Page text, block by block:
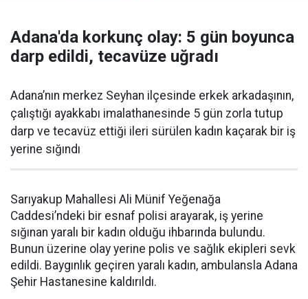
Adana'da korkunç olay: 5 gün boyunca
darp edildi, tecavüze uğradı
Adana’nın merkez Seyhan ilçesinde erkek arkadaşının,
çalıştığı ayakkabı imalathanesinde 5 gün zorla tutup
darp ve tecavüz ettiği ileri sürülen kadın kaçarak bir iş
yerine sığındı
Sarıyakup Mahallesi Ali Münif Yeğenağa
Caddesi’ndeki bir esnaf polisi arayarak, iş yerine
sığınan yaralı bir kadın olduğu ihbarında bulundu.
Bunun üzerine olay yerine polis ve sağlık ekipleri sevk
edildi. Baygınlık geçiren yaralı kadın, ambulansla Adana
Şehir Hastanesine kaldırıldı.